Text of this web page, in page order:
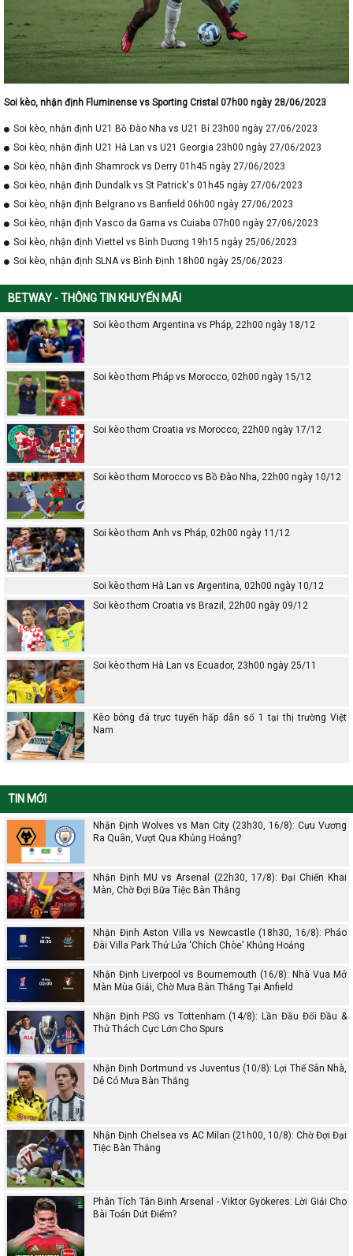
Soi kèo, nhận định Fluminense vs Sporting Cristal 07h00 ngày 28/06/2023
Soi kèo, nhận định U21 Bồ Đào Nha vs U21 Bỉ 23h00 ngày 27/06/2023
Soi kèo, nhận định U21 Hà Lan vs U21 Georgia 23h00 ngày 27/06/2023
Soi kèo, nhận định Shamrock vs Derry 01h45 ngày 27/06/2023
Soi kèo, nhận định Dundalk vs St Patrick's 01h45 ngày 27/06/2023
Soi kèo, nhận định Belgrano vs Banfield 06h00 ngày 27/06/2023
Soi kèo, nhận định Vasco da Gama vs Cuiaba 07h00 ngày 27/06/2023
Soi kèo, nhận định Viettel vs Bình Dương 19h15 ngày 25/06/2023
Soi kèo, nhận định SLNA vs Bình Định 18h00 ngày 25/06/2023
BETWAY - THÔNG TIN KHUYẾN MÃI
Soi kèo thơm Argentina vs Pháp, 22h00 ngày 18/12
Soi kèo thơm Pháp vs Morocco, 02h00 ngày 15/12
Soi kèo thơm Croatia vs Morocco, 22h00 ngày 17/12
Soi kèo thơm Morocco vs Bồ Đào Nha, 22h00 ngày 10/12
Soi kèo thơm Anh vs Pháp, 02h00 ngày 11/12
Soi kèo thơm Hà Lan vs Argentina, 02h00 ngày 10/12
Soi kèo thơm Croatia vs Brazil, 22h00 ngày 09/12
Soi kèo thơm Hà Lan vs Ecuador, 23h00 ngày 25/11
Kèo bóng đá trực tuyến hấp dẫn số 1 tại thị trường Việt
Nam
TIN MỚI
Nhận Định Wolves vs Man City (23h30, 16/8): Cựu Vương
Ra Quân, Vượt Qua Khủng Hoảng?
Nhận Định MU vs Arsenal (22h30, 17/8): Đại Chiến Khai
Màn, Chờ Đợi Bữa Tiệc Bàn Thắng
Nhận Định Aston Villa vs Newcastle (18h30, 16/8): Pháo
Đài Villa Park Thử Lửa 'Chích Chòe' Khủng Hoảng
Nhận Định Liverpool vs Bournemouth (16/8): Nhà Vua Mở
Màn Mùa Giải, Chờ Mưa Bàn Thắng Tại Anfield
Nhận Định PSG vs Tottenham (14/8): Lần Đầu Đối Đầu &
Thử Thách Cực Lớn Cho Spurs
Nhận Định Dortmund vs Juventus (10/8): Lợi Thế Sân Nhà,
Dễ Có Mưa Bàn Thắng
Nhận Định Chelsea vs AC Milan (21h00, 10/8): Chờ Đợi Đại
Tiệc Bàn Thắng
Phân Tích Tân Binh Arsenal - Viktor Gyökeres: Lời Giải Cho
Bài Toán Dứt Điểm?